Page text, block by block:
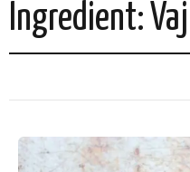
Ingredient: